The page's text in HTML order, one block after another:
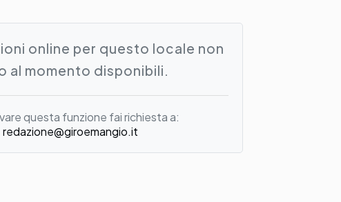
online per questo locale non
al momento disponibili.
questa funzione fai richiesta a:
redazione@giroemangio.it